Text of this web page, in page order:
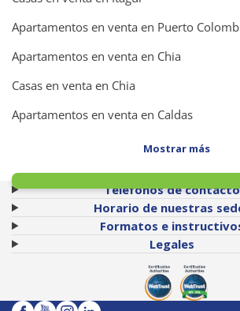
Apartamentos en venta en Puerto
Apartamentos en venta en Chia
Casas en venta en Chia
Apartamentos en venta en Caldas
Mostrar más
Teléfonos de contacto
Horario de nuestras
Formatos e
Legales